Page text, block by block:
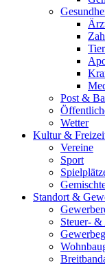
Post &
Wetter
Kultur &
Vereine
Sport
Standort &
Steuer- &